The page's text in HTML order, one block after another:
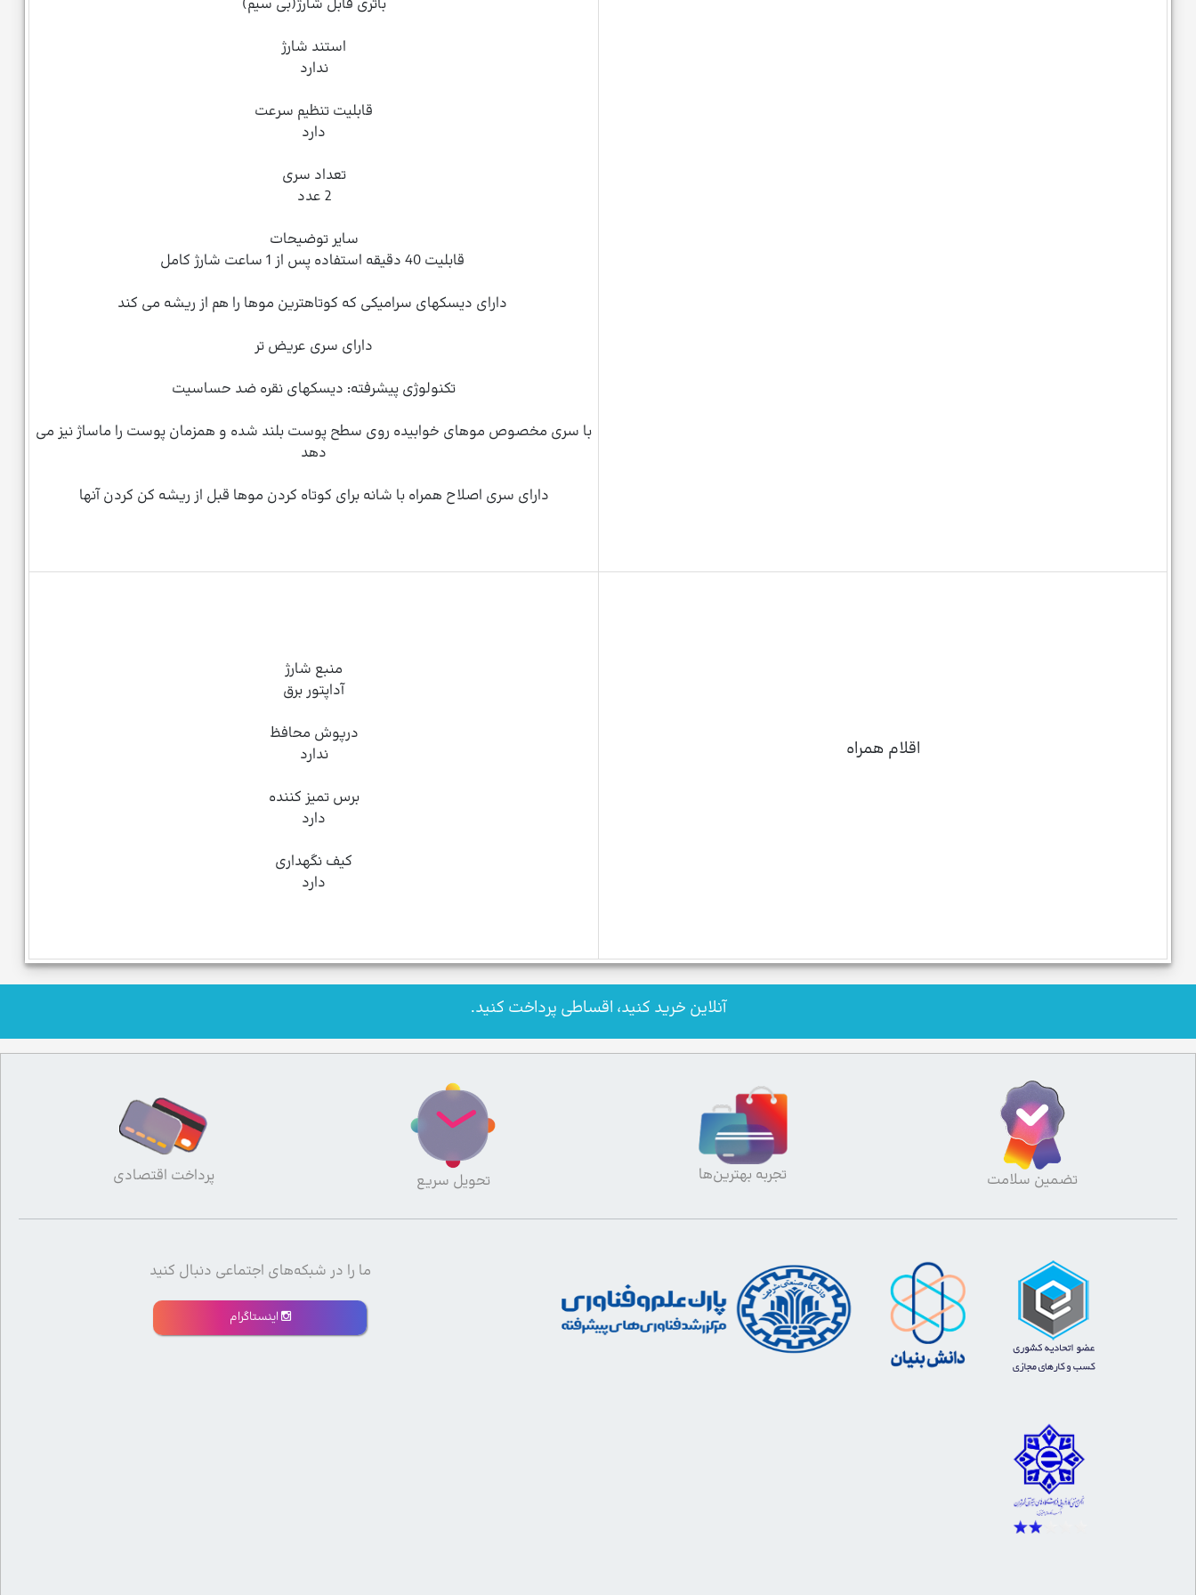
استند شارژ
ندارد
قابلیت تنظیم سرعت
دارد
تعداد سری
2 عدد
سایر توضیحات
قابلیت 40 دقیقه استفاده پس از 1 ساعت شارژ کامل
دارای دیسکهای سرامیکی که کوتاهترین موها را هم از ریشه می کند
دارای سری عریض تر
تکنولوژی پیشرفته: دیسکهای نقره ضد حساسیت
با سری مخصوص موهای خوابیده روی سطح پوست بلند شده و همزمان پوست را ماساژ نیز می
دهد
دارای سری اصلاح همراه با شانه برای کوتاه کردن موها قبل از ریشه کن کردن آنها
منبع شارژ
آداپتور برق
درپوش محافظ
ندارد
برس تمیز کننده
دارد
کیف نگهداری
دارد
اقلام همراه
آنلاین خرید کنید، اقساطی پرداخت کنید.
تضمین سلامت تجربه بهترین‌ها تحویل سریع پرداخت اقتصادی
ما را در شبکه‌های اجتماعی دنبال کنید
اینستاگرام